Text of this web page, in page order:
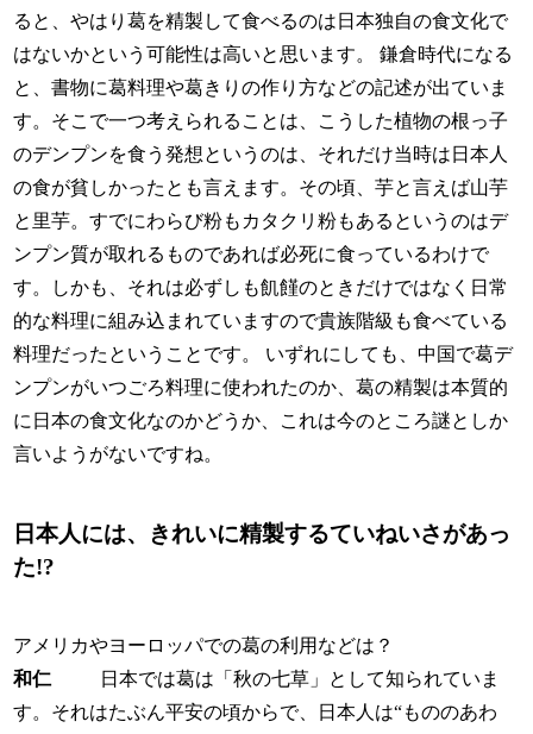
ると、やはり葛を精製して食べるのは日本独自の食文化で
はないかという可能性は高いと思います。 鎌倉時代になる
と、書物に葛料理や葛きりの作り方などの記述が出ていま
す。そこで一つ考えられることは、こうした植物の根っ子
のデンプンを食う発想というのは、それだけ当時は日本人
の食が貧しかったとも言えます。その頃、芋と言えば山芋
と里芋。すでにわらび粉もカタクリ粉もあるというのはデ
ンプン質が取れるものであれば必死に食っているわけで
す。しかも、それは必ずしも飢饉のときだけではなく日常
的な料理に組み込まれていますので貴族階級も食べている
料理だったということです。 いずれにしても、中国で葛デ
ンプンがいつごろ料理に使われたのか、葛の精製は本質的
に日本の食文化なのかどうか、これは今のところ謎としか
言いようがないですね。
日本人には、きれいに精製するていねいさがあっ
た!?
アメリカやヨーロッパでの葛の利用などは？
和仁
日本では葛は「秋の七草」として知られていま
す。それはたぶん平安の頃からで、日本人は“もののあわ